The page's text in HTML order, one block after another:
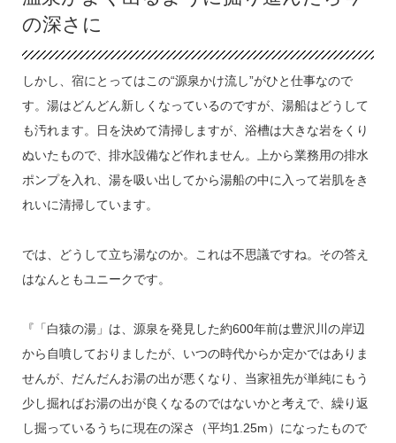
の深さに
しかし、宿にとってはこの“源泉かけ流し”がひと仕事なので
す。湯はどんどん新しくなっているのですが、湯船はどうして
も汚れます。日を決めて清掃しますが、浴槽は大きな岩をくり
ぬいたもので、排水設備など作れません。上から業務用の排水
ポンプを入れ、湯を吸い出してから湯船の中に入って岩肌をき
れいに清掃しています。
では、どうして立ち湯なのか。これは不思議ですね。その答え
はなんともユニークです。
『「白猿の湯」は、源泉を発見した約600年前は豊沢川の岸辺
から自噴しておりましたが、いつの時代からか定かではありま
せんが、だんだんお湯の出が悪くなり、当家祖先が単純にもう
少し掘ればお湯の出が良くなるのではないかと考えで、繰り返
し掘っているうちに現在の深さ（平均1.25m）になったもので